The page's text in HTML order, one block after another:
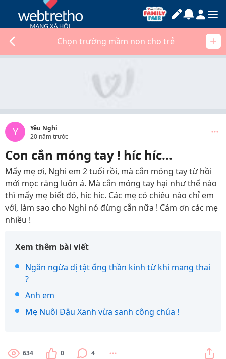
Chọn trường mầm non cho trẻ
Y
Yêu Nghi
20 năm trước
Con cắn móng tay ! híc híc...
Mấy mẹ ơi, Nghi em 2 tuổi rồi, mà cắn móng tay từ hồi
mới mọc răng luôn á. Mà cắn móng tay hại như thế nào
thì mấy mẹ biết đó, híc híc. Các mẹ có chiêu nào chỉ em
với, làm sao cho Nghi nó đừng cắn nữa ! Cám ơn các mẹ
nhiều !
Xem thêm bài viết
Ngăn ngừa dị tật ống thần kinh từ khi mang thai
?
Anh em
Mẹ Nuôi Đậu Xanh vừa sanh công chúa !
634 0 4